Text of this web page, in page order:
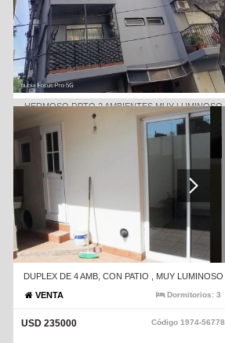
VENTA
Dormitorios:1
Código 1974-32654
USD 130000
HERMOSO DPTO 2 AMBIENTES MUY LUMINOSO
BAJAS EXPENSAS
VENTA
Dormitorios:
1974-333648
USD 100000
DUPLEX DE 4 AMB, CON PATIO , MUY LUMINOSO
VENTA
Dormitorios: 3
Código 1974-56778
USD 235000